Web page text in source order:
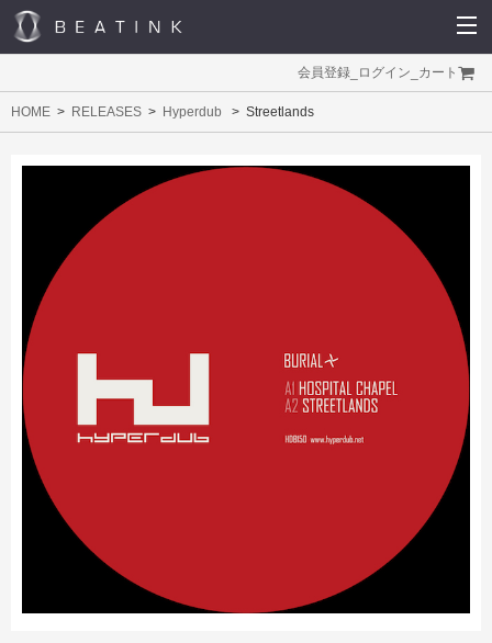
会員登録 ログイン カート
HOME RELEASES Hyperdub Streetlands